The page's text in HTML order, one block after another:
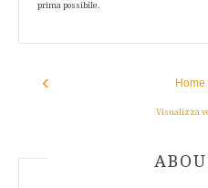
prima possibile.
‹ Home
Visualizza
ABOUT